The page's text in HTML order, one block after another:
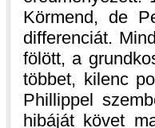
Körmend, de
differenciát.
fölött, a
többet, kilenc
Phillippel
hibáját követ